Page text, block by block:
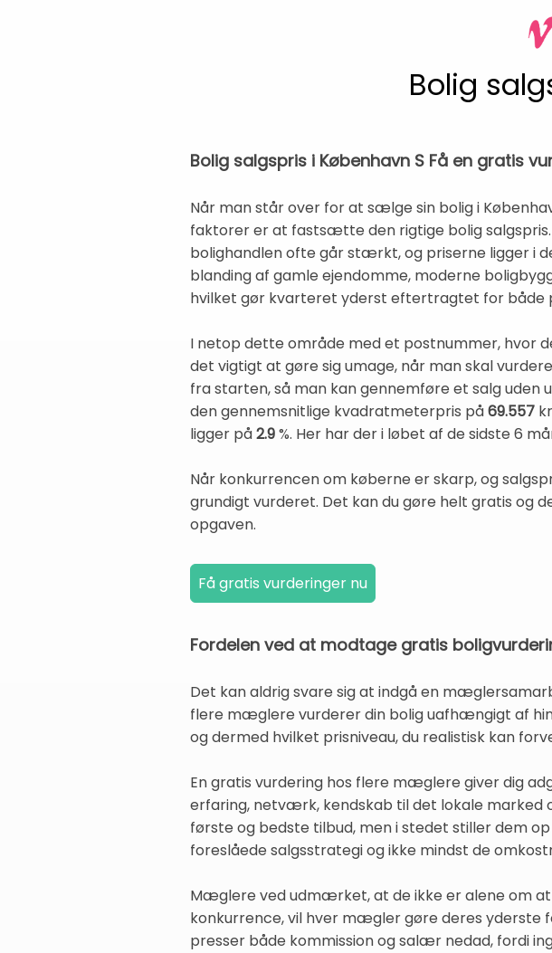
Bolig
Bolig salgspris i København S Få en gratis
Når man står over for at sælge sin bolig i
faktorer er at fastsætte den rigtige bolig
bolighandlen ofte går stærkt, og priserne ligger i
blanding af gamle ejendomme, moderne
hvilket gør kvarteret yderst eftertragtet for både
I netop dette område med et postnummer, hvor
det vigtigt at gøre sig umage, når man skal
fra starten, så man kan gennemføre et salg
den gennemsnitlige kvadratmeterpris på69.557
ligger på2.9%. Her har der i løbet af de sidste 6
Når konkurrencen om køberne er skarp, og
grundigt vurderet. Det kan du gøre helt gratis og
opgaven.
Fordelen ved at modtage gratis
Det kan aldrig svare sig at indgå en
flere mæglere vurderer din bolig uafhængigt af
og dermed hvilket prisniveau, du realistisk kan
En gratis vurdering hos flere mæglere giver dig
erfaring, netværk, kendskab til det lokale
første og bedste tilbud, men i stedet stiller dem
foreslåede salgsstrategi og ikke mindst de
Mæglere ved udmærket, at de ikke er alene om at
konkurrence, vil hver mægler gøre deres
presser både kommission og salær nedad, fordi